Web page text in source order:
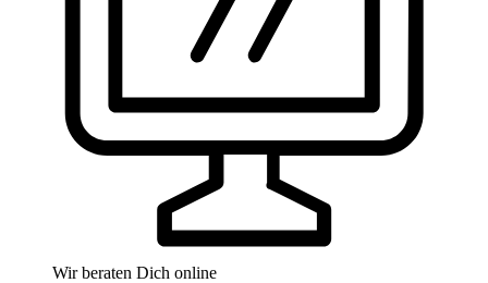
Wir beraten Dich online